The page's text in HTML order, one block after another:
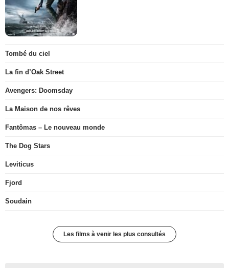
Tombé du ciel
La fin d’Oak Street
Avengers: Doomsday
La Maison de nos rêves
Fantômas – Le nouveau monde
The Dog Stars
Leviticus
Fjord
Soudain
Les films à venir les plus consultés